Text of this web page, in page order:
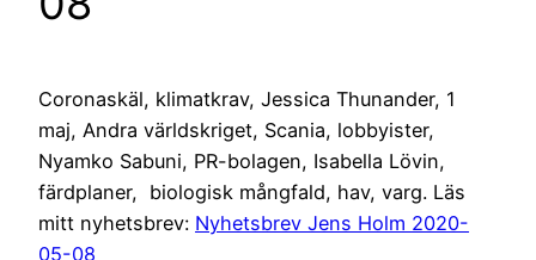
Coronaskäl, klimatkrav, Jessica Thunander, 1
maj, Andra världskriget, Scania, lobbyister,
Nyamko Sabuni, PR-bolagen, Isabella Lövin,
färdplaner, biologisk mångfald, hav, varg. Läs
mitt nyhetsbrev: Nyhetsbrev Jens Holm 2020-
05-08